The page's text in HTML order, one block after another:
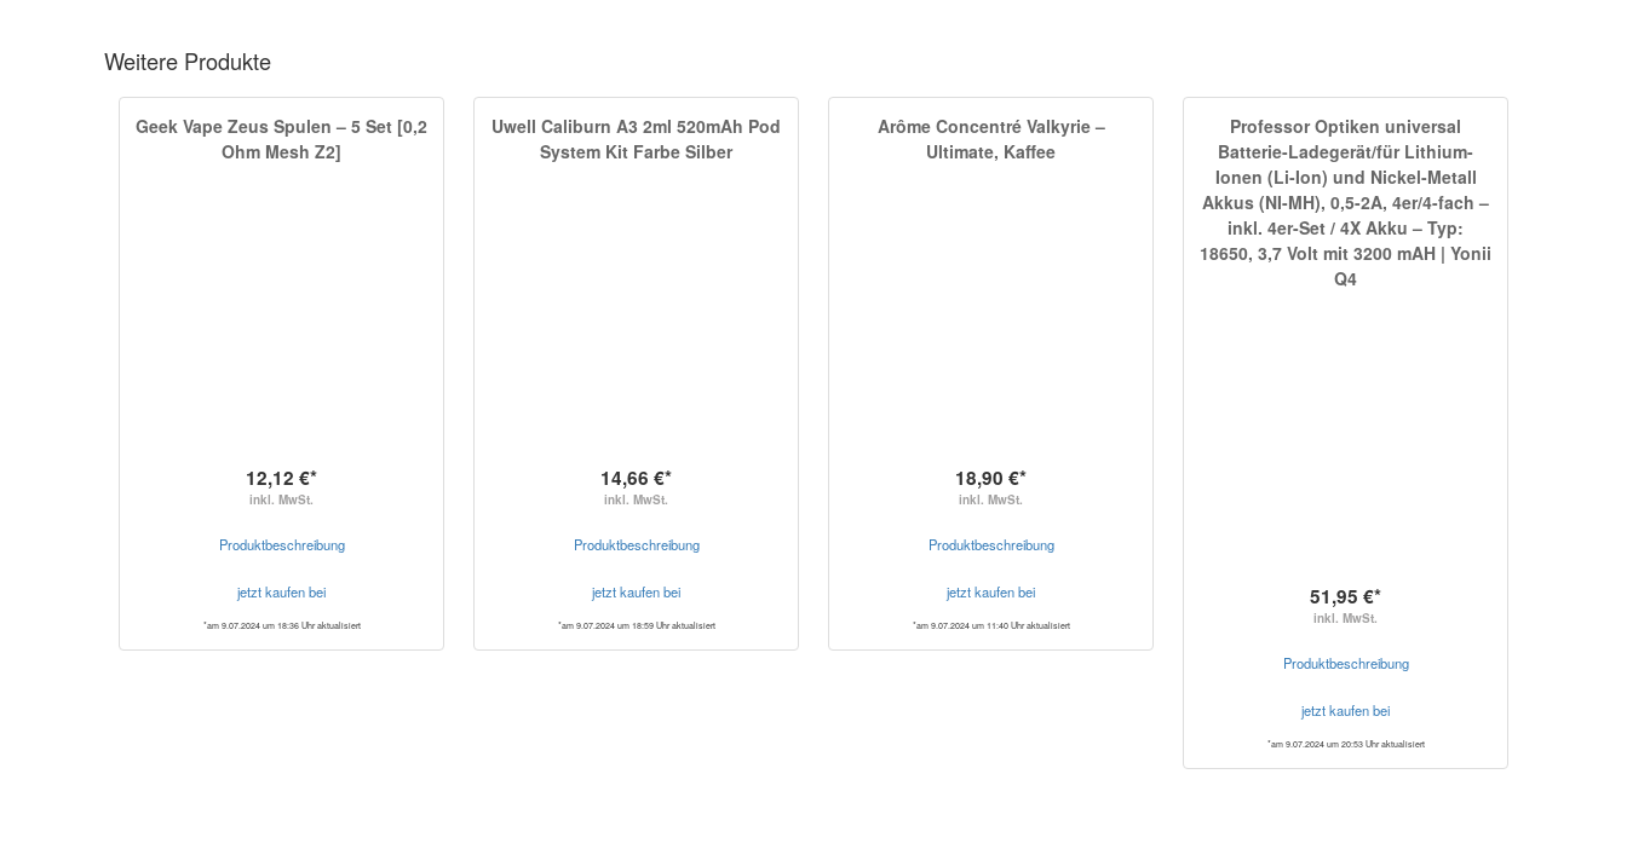
Weitere Produkte
Geek Vape Zeus Spulen – 5 Set [0,2
Ohm Mesh Z2]
12,12 €*
inkl. MwSt.
Produktbeschreibung
jetzt kaufen bei
*am 9.07.2024 um 18:36 Uhr aktualisiert
Uwell Caliburn A3 2ml 520mAh Pod
System Kit Farbe Silber
14,66 €*
inkl. MwSt.
Produktbeschreibung
jetzt kaufen bei
*am 9.07.2024 um 18:59 Uhr aktualisiert
Arôme Concentré Valkyrie –
Ultimate, Kaffee
18,90 €*
inkl. MwSt.
Produktbeschreibung
jetzt kaufen bei
*am 9.07.2024 um 11:40 Uhr aktualisiert
Professor Optiken universal
Batterie-Ladegerät/für Lithium-
Ionen (Li-Ion) und Nickel-Metall
Akkus (NI-MH), 0,5-2A, 4er/4-fach –
inkl. 4er-Set / 4X Akku – Typ:
18650, 3,7 Volt mit 3200 mAH | Yonii
Q4
51,95 €*
inkl. MwSt.
Produktbeschreibung
jetzt kaufen bei
*am 9.07.2024 um 20:53 Uhr aktualisiert